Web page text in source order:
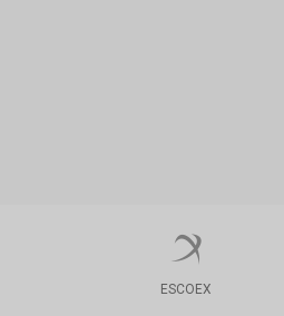
ESCOEX